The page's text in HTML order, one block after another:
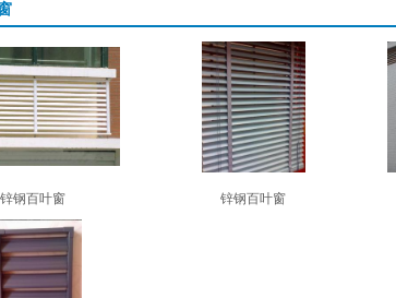
锌钢百叶窗 锌钢百叶窗